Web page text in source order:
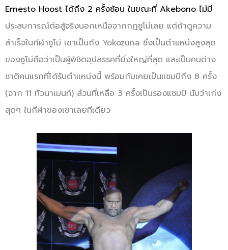
Ernesto Hoost ได้ถึง 2 ครั้งซ้อน ในขณะที่ Akebono ไม่มี
ประสบการณ์ต่อสู้จริงนอกเหนือจากกฏซูโม่เลย แต่ถ้าดูความ
สำเร็จในกีฬาซูโม่ เขาเป็นถึง Yokozuna ซึ่งเป็นตำแหน่งสูงสุด
ของซูโม่ถือว่าเป็นผู้พิชิตอุปสรรคที่ยิ่งใหญ่ที่สุด และเป็นคนต่าง
ชาติคนแรกที่ได้รับตำแหน่งนี้ พร้อมกับเคยเป็นแชมป์ถึง 8 ครั้ง
(จาก 11 ทัวนาเมนท์) ส่วนที่เหลือ 3 ครั้งเป็นรองแชมป์ นับว่าเก่ง
สุดๆ ในกีฬาของเขาเลยทีเดียว